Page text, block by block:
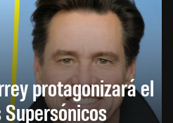
protagonizará el